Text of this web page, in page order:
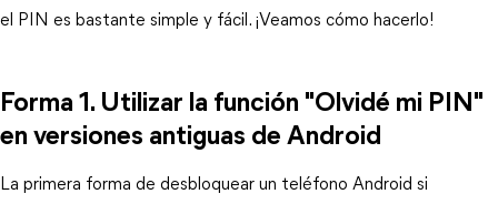
el PIN es bastante simple y fácil. ¡Veamos cómo hacerlo!
Forma 1. Utilizar la función "Olvidé mi PIN"
en versiones antiguas de Android
La primera forma de desbloquear un teléfono Android si